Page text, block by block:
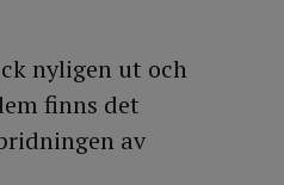
nyligen ut och
finns det
av